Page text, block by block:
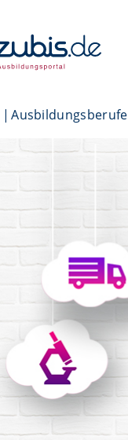
Ausbildungsberufe